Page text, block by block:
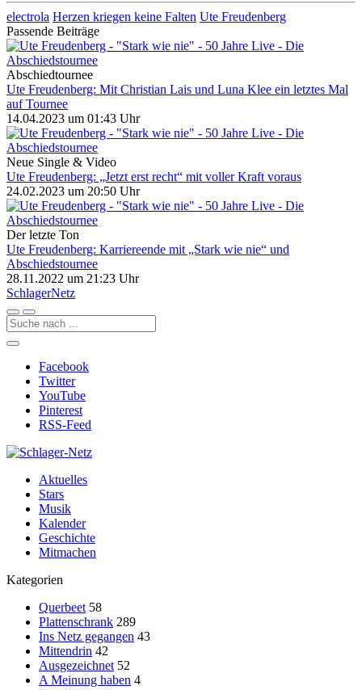
electrola Herzen kriegen keine Falten Ute Freudenberg
Passende Beiträge
Abschiedtournee
Ute Freudenberg: Mit Christian Lais und Luna Klee ein letztes Mal
auf Tournee
14.04.2023 um 01:43 Uhr
Neue Single & Video
Ute Freudenberg: „Jetzt erst recht“ mit voller Kraft voraus
24.02.2023 um 20:50 Uhr
Der letzte Ton
Ute Freudenberg: Karriereende mit „Stark wie nie“ und
Abschiedstournee
28.11.2022 um 21:23 Uhr
SchlagerNetz
Facebook
Twitter
YouTube
Pinterest
RSS-Feed
Aktuelles
Stars
Musik
Kalender
Geschichte
Mitmachen
Kategorien
Querbeet 58
Plattenschrank 289
Ins Netz gegangen 43
Mittendrin 42
Ausgezeichnet 52
A Meinung haben 4